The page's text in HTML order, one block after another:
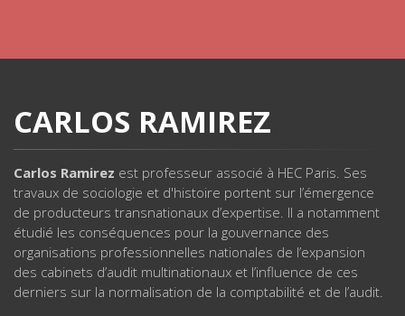
CARLOS RAMIREZ
Carlos Ramirez est professeur associé à HEC Paris. Ses
travaux de sociologie et d'histoire portent sur l’émergence
de producteurs transnationaux d’expertise. Il a notamment
étudié les conséquences pour la gouvernance des
organisations professionnelles nationales de l’expansion
des cabinets d’audit multinationaux et l’influence de ces
derniers sur la normalisation de la comptabilité et de l’audit.